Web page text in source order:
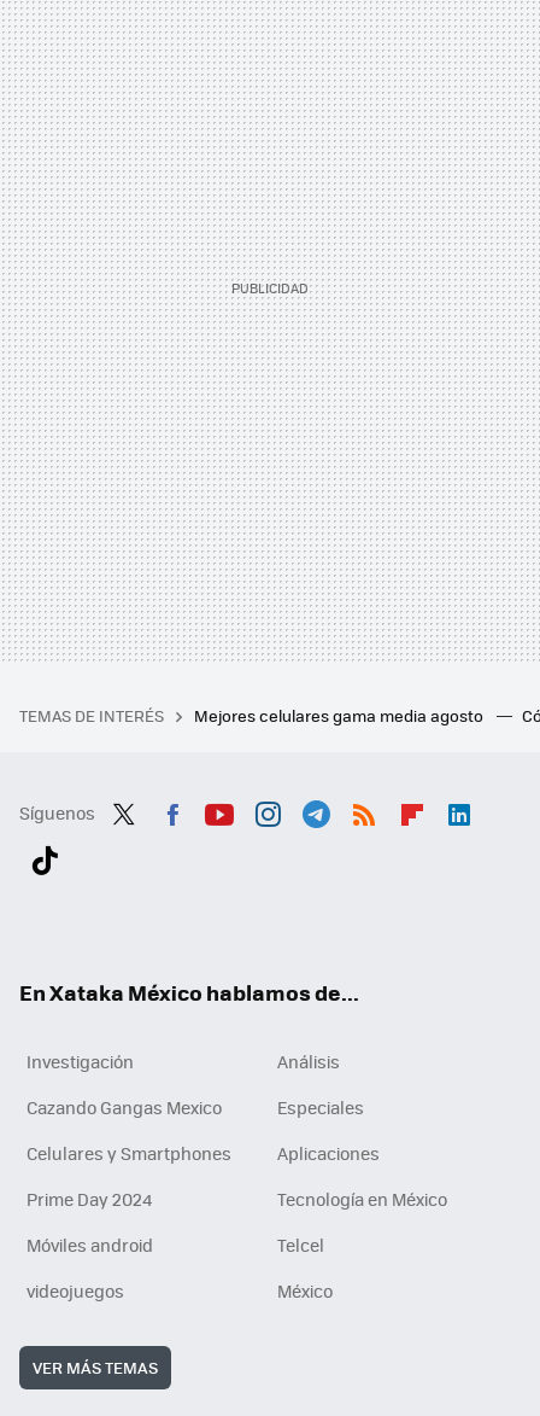
TEMAS DE INTERÉS Mejores celulares gama media agosto
Síguenos
En Xataka México hablamos de...
Investigación
Análisis
Cazando Gangas Mexico
Especiales
Celulares y Smartphones
Aplicaciones
Prime Day 2024
Tecnología en México
Móviles android
Telcel
videojuegos
México
VER MÁS TEMAS